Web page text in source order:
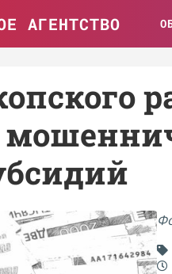
АГЕНТСТВО